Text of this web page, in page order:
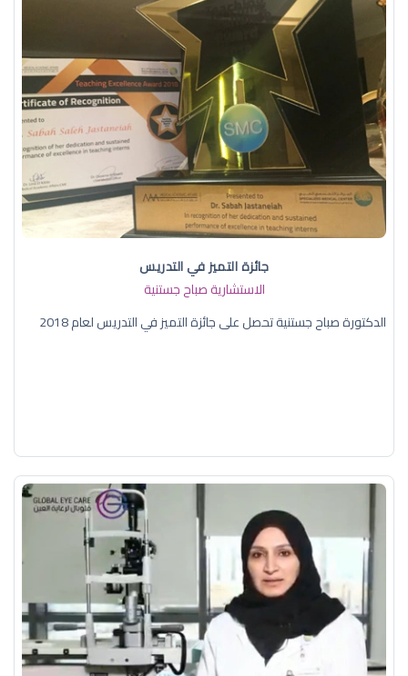
جائزة التميز في التدريس
الاستشارية صباح جستنية
الدكتورة صباح جستنية تحصل على جائزة التميز في التدريس لعام 2018